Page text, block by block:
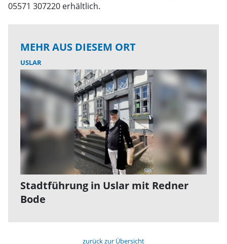
05571 307220 erhältlich.
MEHR AUS DIESEM ORT
USLAR
Stadtführung in Uslar mit Redner
Bode
zurück zur Übersicht